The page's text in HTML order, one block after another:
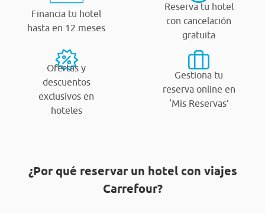
Financia tu hotel
hasta en 12 meses
Reserva tu hotel
con cancelación
gratuita
Ofertas y
descuentos
exclusivos en
hoteles
Gestiona tu
reserva online en
‘Mis Reservas’
¿Por qué reservar un hotel con viajes
Carrefour?